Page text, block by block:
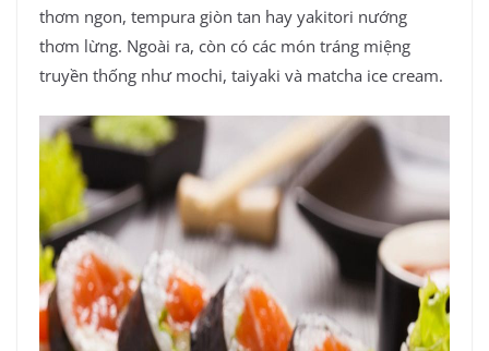
thơm ngon, tempura giòn tan hay yakitori nướng
thơm lừng. Ngoài ra, còn có các món tráng miệng
truyền thống như mochi, taiyaki và matcha ice cream.